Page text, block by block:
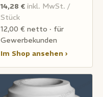
14,28 € inkl. MwSt. /
Stück
12,00 € netto · für
Gewerbekunden
Im Shop ansehen ›